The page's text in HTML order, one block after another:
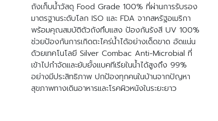
ถังเก็บน้ำวัสดุ Food Grade 100% ที่ผ่านการรับรอง
มาตรฐานระดับโลก ISO และ FDA จากสหรัฐอเมริกา
พร้อมคุณสมบัติตัวถังทึบแสง ป้องกันรังสี UV 100%
ช่วยป้องกันการเกิดตะไคร่น้ำได้อย่างเด็ดขาด อัดแน่น
ด้วยเทคโนโลยี Silver Combac Anti-Microbial ที่
เข้าไปกำจัดและยับยั้งแบคทีเรียในน้ำได้สูงถึง 99%
อย่างมีประสิทธิภาพ ปกป้องทุกคนในบ้านจากปัญหา
สุขภาพทางเดินอาหารและโรคผิวหนังในระยะยาว